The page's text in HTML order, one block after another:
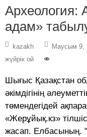
Археология:
адам»
kazakh Маусым 9,
жүйрік ой
Шығыс Қазақстан
әкімдігінің
төмендегідей
«Жерұйық.кз»
жасап. Елбасының.